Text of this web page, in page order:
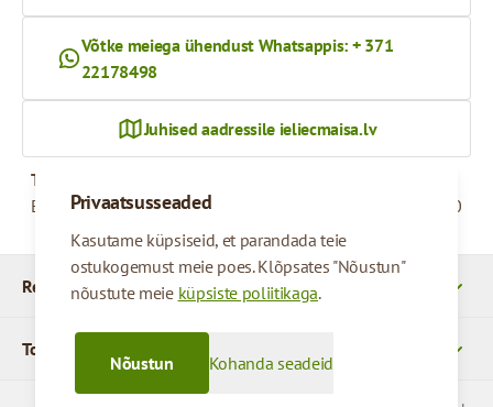
Privaatsusseaded
Kasutame küpsiseid, et parandada teie
ostukogemust meie poes. Klõpsates "Nõustun"
nõustute meie küpsiste poliitikaga.
Kohanda seadeid
Nõustun
Rekvizītid
Tooted
Võtke meiega ühendust Whatsappis: + 371
22178498
Juhised aadressile ieliecmaisa.lv
Tööaeg
Esmaspäevast reedeni
09:00 - 17:00